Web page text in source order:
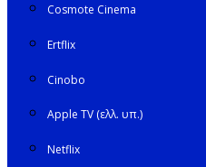
Cosmote Cinema
Ertflix
Cinobo
Apple TV (ελλ. υπ.)
Netflix